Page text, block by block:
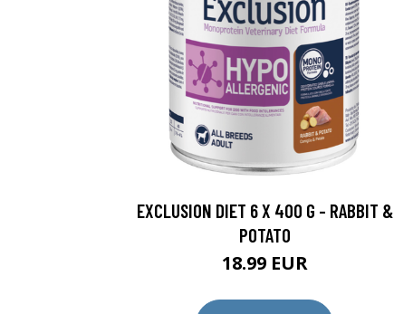
EXCLUSION DIET 6 X 400 G - RABBIT &
POTATO
18.99 EUR